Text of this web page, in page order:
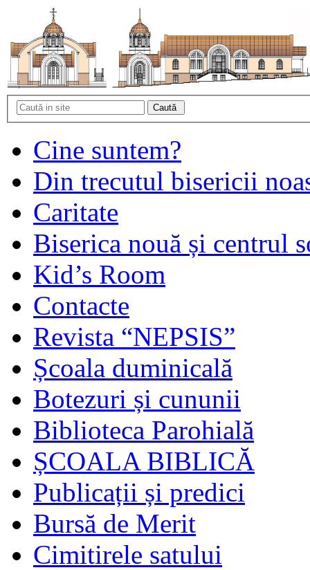
Cine suntem?
Din trecutul bisericii
Caritate
Biserica nouă și centrul
Kid’s Room
Contacte
Revista “NEPSIS”
Școala duminicală
Botezuri și cununii
Biblioteca Parohială
ȘCOALA BIBLICĂ
Publicații și predici
Bursă de Merit
Cimitirele satului